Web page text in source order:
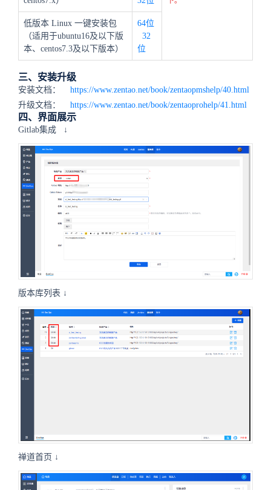
低版本 Linux 一键安装包
（适用于ubuntu16及以下版
本、centos7.3及以下版本）
64位
32
位
三、安装升级
安装文档： https://www.zentao.net/book/zentaopmshelp/40.html
升级文档： https://www.zentao.net/book/zentaoprohelp/41.html
四、界面展示
Gitlab集成 ↓
版本库列表 ↓
禅道首页 ↓